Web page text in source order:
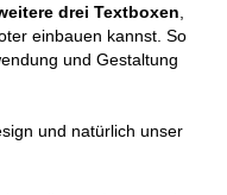
drei Textboxen
einbauen kannst. So
und Gestaltung
und natürlich unser